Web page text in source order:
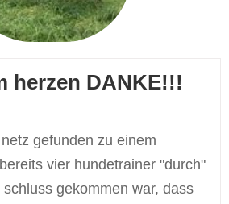
herzen DANKE!!!
gefunden zu einem
vier hundetrainer "durch"
gekommen war, dass